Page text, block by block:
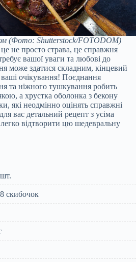
(Фото: Shutterstock/FOTODOM)
не просто страва, це справжня
вашої уваги та любові до
може здатися складним, кінцевий
ваші очікування! Поєднання
та ніжного тушкування робить
а хрустка оболонка з бекону
які неодмінно оцінять справжні
вас детальний рецепт з усіма
відтворити цю шедевральну
скибочок